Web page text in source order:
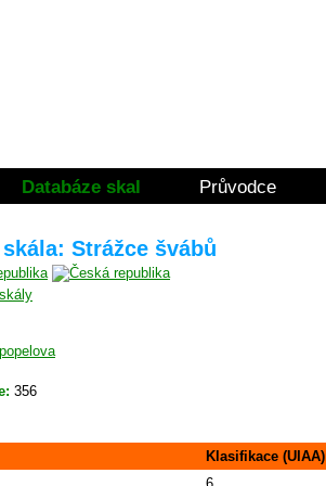
Databáze skal Průvodce
Strážce švábů
356
Klasifikace (UIAA)